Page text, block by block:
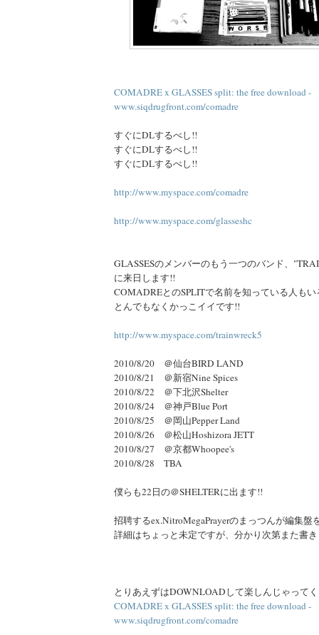
COMADRE x GLASSES split: the free download -
www.siqdrugfront.com/comadre
すぐにDLするべし!!
すぐにDLするべし!!
すぐにDLするべし!!
http://www.myspace.com/comadre
http://www.myspace.com/glasseshc
GLASSESのメンバーのもう一つのバンド、
に来日します!!
COMADREとのSPLITで名前を知っている人も
とんでもなくかっこイイです!!
http://www.myspace.com/trainwreck5
2010/8/20 ＠仙台BIRD LAND
2010/8/21 ＠新宿Nine Spices
2010/8/22 ＠下北沢Shelter
2010/8/24 ＠神戸Blue Port
2010/8/25 ＠岡山Pepper Land
2010/8/26 ＠松山Hoshizora JETT
2010/8/27 ＠京都Whoopee's
2010/8/28 TBA
僕らも22日の＠SHELTERに出ます!!
招聘するex.NitroMegaPrayerのまっつんが編集盤
詳細はちょっと未定ですが、分かり次第また書
とりあえずはDOWNLOADして楽しんじゃって
COMADRE x GLASSES split: the free download -
www.siqdrugfront.com/comadre